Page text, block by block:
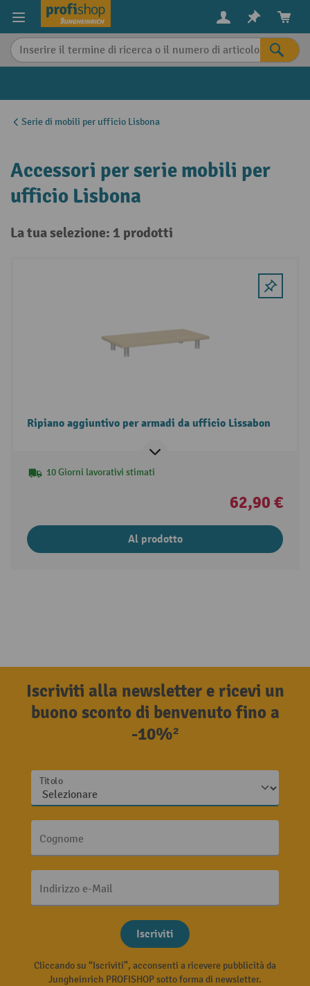
content
Serie di mobili per ufficio Lisbona
Accessori per serie mobili per
ufficio Lisbona
La tua selezione: 1 prodotti
Ripiano aggiuntivo per armadi da ufficio Lissabon
10 Giorni lavorativi stimati
62,90 €
Al prodotto
Iscriviti alla newsletter e ricevi un
buono sconto di benvenuto fino a
-10%²
Titolo
Cognome
Indirizzo e-Mail
Iscriviti
Cliccando su “Iscriviti”, acconsenti a ricevere pubblicità da
Jungheinrich PROFISHOP sotto forma di newsletter.